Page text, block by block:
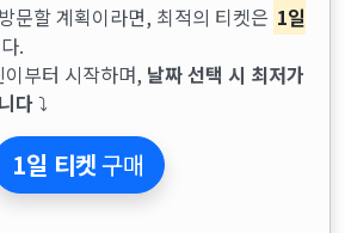
문할 계획이라면, 최적의 티켓은 1일
.
부터 시작하며, 날짜 선택 시 최저가
다⤵
1일 티켓구매